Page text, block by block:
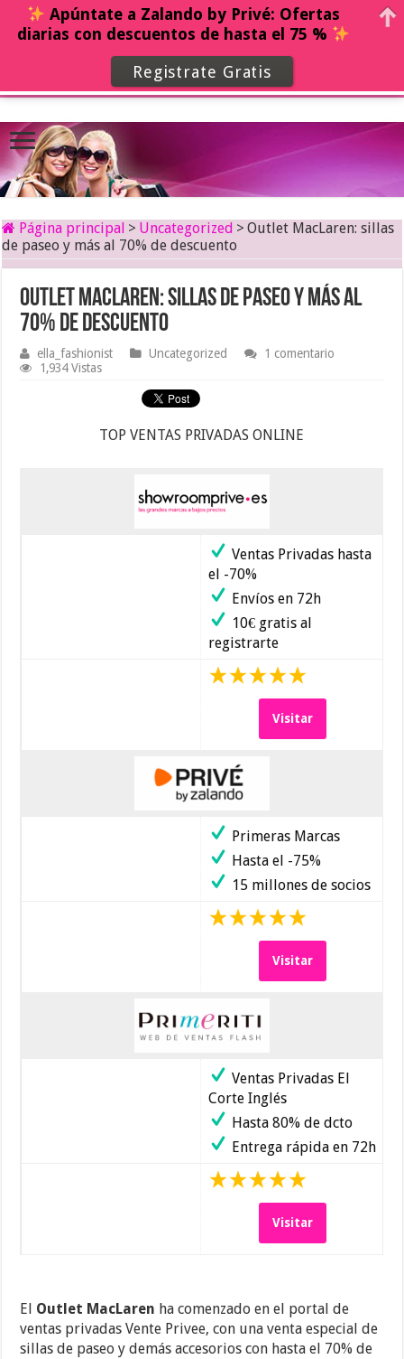
Página principal > Uncategorized > Outlet MacLaren: sillas
de paseo y más al 70% de descuento
Outlet MacLaren: sillas de paseo y más al
70% de descuento
ella_fashionist Uncategorized
1 comentario
1,934 Vistas
TOP VENTAS PRIVADAS ONLINE
Ventas Privadas hasta
el -70%
Envíos en 72h
10€ gratis al
registrarte
Visitar
Primeras Marcas
Hasta el -75%
15 millones de socios
Visitar
Ventas Privadas El
Corte Inglés
Hasta 80% de dcto
Entrega rápida en 72h
Visitar
El Outlet MacLaren ha comenzado en el portal de
ventas privadas Vente Privee, con una venta especial de
sillas de paseo y demás accesorios con hasta el 70% de
Apúntate a Zalando by Privé: Ofertas
diarias con descuentos de hasta el 75 %
Registrate Gratis